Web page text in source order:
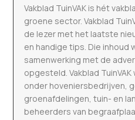
Vakblad TuinVAK is hét
groene sector. Vakblad
de lezer met het laatste
en handige tips. Die inhoud
samenwerking met de
opgesteld. Vakblad
onder hoveniersbedrijven,
groenafdelingen, tuin- en
beheerders van